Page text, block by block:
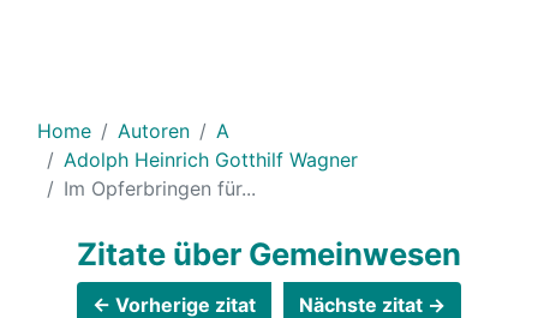
Home Autoren
A
Adolph Heinrich Gotthilf Wagner
Im Opferbringen für...
Zitate über Gemeinwesen
← Vorherige zitat Nächste zitat →